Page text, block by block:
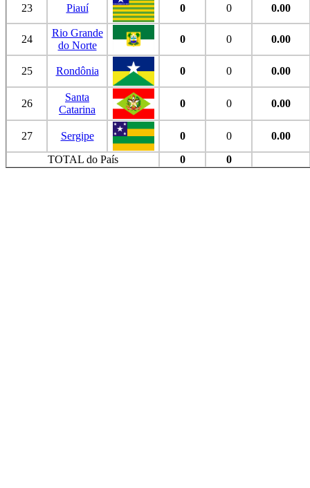
23 Piauí 0 0 0.00
24
Rio Grande
do Norte
0 0 0.00
25 Rondônia 0 0 0.00
26
Santa
Catarina
0 0 0.00
27 Sergipe 0 0
0.00
TOTAL do País
0 0